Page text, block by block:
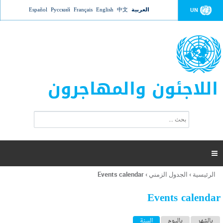
Jump to navigation UN العربية 中文
English
Français
Русский
Español
اللاجئون والمهاجرون
ت
ر
ل
ح
ب

أنت
هنا
الرئيسية › الجدول الزمني ›
Events calendar
Events calendar